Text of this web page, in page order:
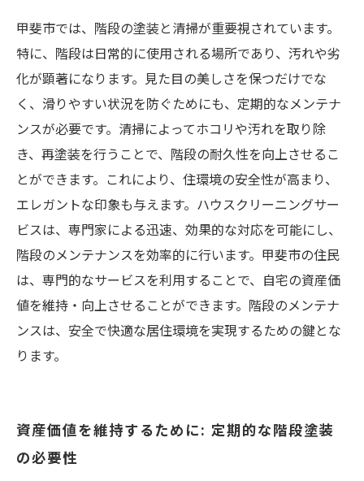
甲斐市では、階段の塗装と清掃が重要視されています。
特に、階段は日常的に使用される場所であり、汚れや劣
化が顕著になります。見た目の美しさを保つだけでな
く、滑りやすい状況を防ぐためにも、定期的なメンテナ
ンスが必要です。清掃によってホコリや汚れを取り除
き、再塗装を行うことで、階段の耐久性を向上させるこ
とができます。これにより、住環境の安全性が高まり、
エレガントな印象も与えます。ハウスクリーニングサー
ビスは、専門家による迅速、効果的な対応を可能にし、
階段のメンテナンスを効率的に行います。甲斐市の住民
は、専門的なサービスを利用することで、自宅の資産価
値を維持・向上させることができます。階段のメンテナ
ンスは、安全で快適な居住環境を実現するための鍵とな
ります。
資産価値を維持するために: 定期的な階段塗装
の必要性